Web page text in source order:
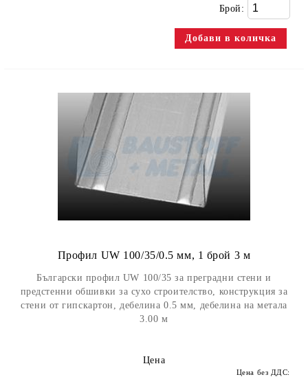
Брой:
Профил UW 100/35/0.5 мм, 1 брой 3 м
Български профил UW 100/35 за преградни стени и
предстенни обшивки за сухо строителство, конструкция за
стени от гипскартон, дебелина 0.5 мм, дебелина на метала
3.00 м
Цена
Цена без ДДС: